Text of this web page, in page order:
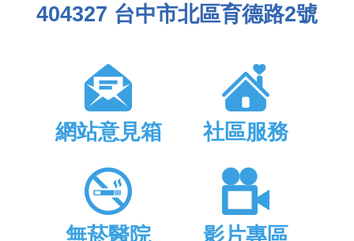
404327 台中市北區育德路2號
網站意見箱 社區服務
無菸醫院 影片專區